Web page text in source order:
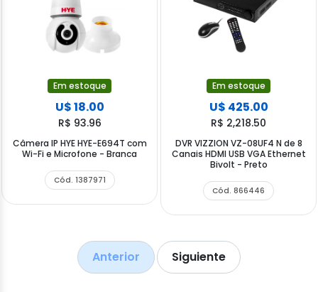
Em estoque
U$ 18.00
R$ 93.96
Câmera IP HYE HYE-E694T com
Wi-Fi e Microfone - Branca
Cód. 1387971
Em estoque
U$ 425.00
R$ 2,218.50
DVR VIZZION VZ-08UF4 N de 8
Canais HDMI USB VGA Ethernet
Bivolt - Preto
Cód. 866446
Anterior Siguiente